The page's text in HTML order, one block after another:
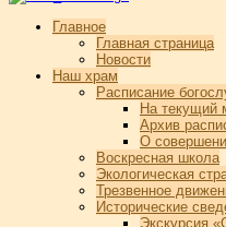
Главное
Главная страница
Новости
Наш храм
Расписание
На текущий
Архив
О
Воскресная школа
Экологическая
Трезвенное
Исторические
Экскурсия